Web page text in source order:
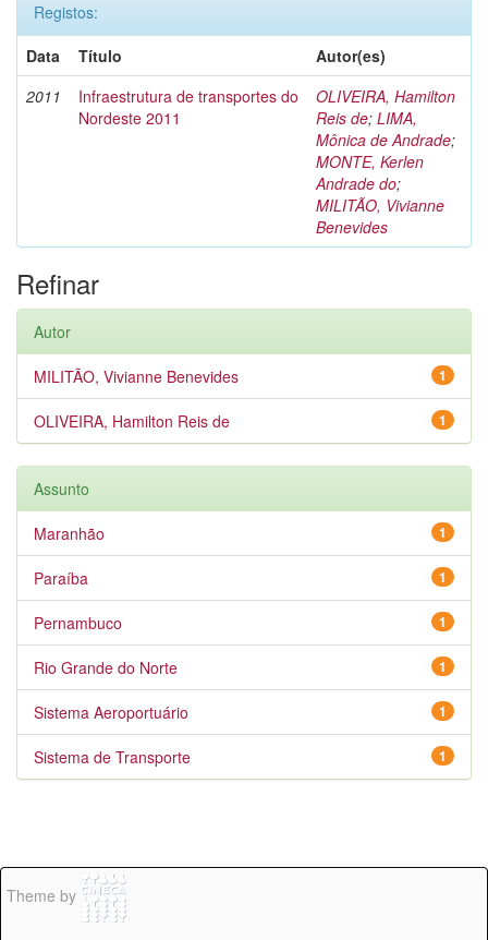
Registos:
Data
Título
Autor(es)
2011
Infraestrutura de transportes do
Nordeste 2011
OLIVEIRA, Hamilton
Reis de; LIMA,
Mônica de Andrade;
MONTE, Kerlen
Andrade do;
MILITÃO, Vivianne
Benevides
Refinar
Autor
1
MILITÃO, Vivianne Benevides
1
OLIVEIRA, Hamilton Reis de
Assunto
1
Maranhão
1
Paraíba
1
Pernambuco
1
Rio Grande do Norte
1
Sistema Aeroportuário
1
Sistema de Transporte
Theme by